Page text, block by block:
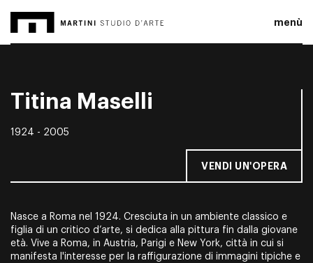
menù
Titina Maselli
1924 - 2005
VENDI UN'OPERA
Nasce a Roma nel 1924. Cresciuta in un ambiente classico e
figlia di un critico d’arte, si dedica alla pittura fin dalla giovane
età. Vive a Roma, in Austria, Parigi e New York, città in cui si
manifesta l'interesse per la raffigurazione di immagini tipiche e